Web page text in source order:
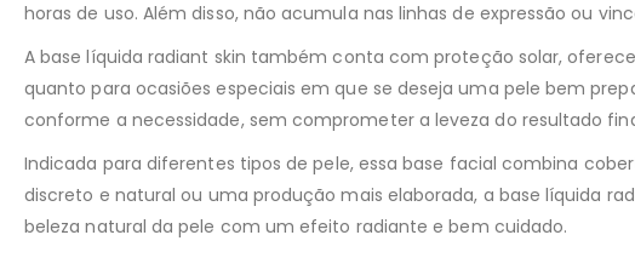
horas de uso. Além disso, não acumula nas linhas de expressão ou
A base líquida radiant skin também conta com proteção solar,
quanto para ocasiões especiais em que se deseja uma pele bem
conforme a necessidade, sem comprometer a leveza do resultado
Indicada para diferentes tipos de pele, essa base facial combina
discreto e natural ou uma produção mais elaborada, a base líquida
beleza natural da pele com um efeito radiante e bem cuidado.